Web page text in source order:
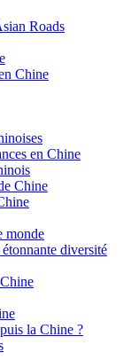
Roads
Chine
en Chine
Chine
monde
diversité
la Chine ?